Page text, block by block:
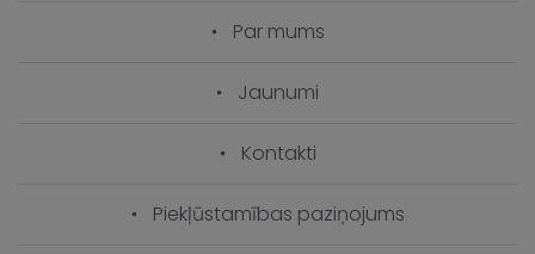
Par mums
Jaunumi
Kontakti
Piekļūstamības paziņojums